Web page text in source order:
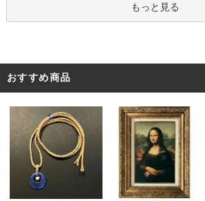
もっと見る
おすすめ商品